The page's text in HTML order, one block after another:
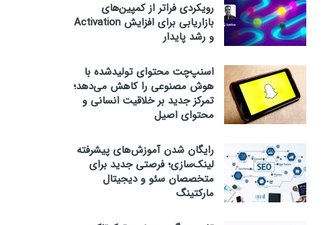
رویکردی فراتر از کمپین‌های
بازاریابی برای افزایش Activation
و رشد پایدار
اسنپ‌چت محتوای تولیدشده با
هوش مصنوعی را کاهش می‌دهد؛
تمرکز جدید بر خلاقیت انسانی و
محتوای اصیل
رایگان شدن آموزش‌های پیشرفته
لینک‌سازی؛ فرصتی جدید برای
متخصصان سئو و دیجیتال
مارکتینگ